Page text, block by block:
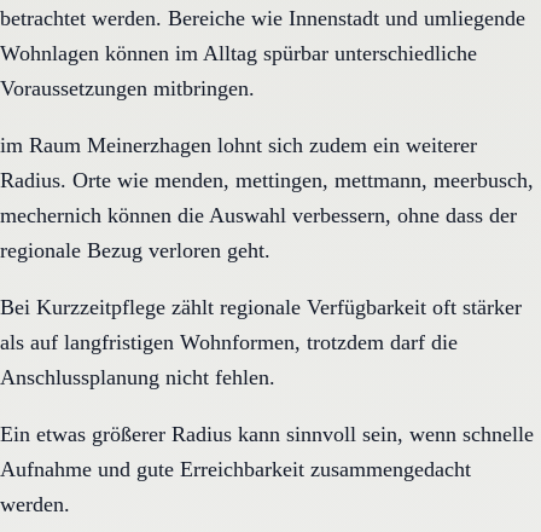
betrachtet werden. Bereiche wie Innenstadt und umliegende
Wohnlagen können im Alltag spürbar unterschiedliche
Voraussetzungen mitbringen.
im Raum Meinerzhagen lohnt sich zudem ein weiterer
Radius. Orte wie menden, mettingen, mettmann, meerbusch,
mechernich können die Auswahl verbessern, ohne dass der
regionale Bezug verloren geht.
Bei Kurzzeitpflege zählt regionale Verfügbarkeit oft stärker
als auf langfristigen Wohnformen, trotzdem darf die
Anschlussplanung nicht fehlen.
Ein etwas größerer Radius kann sinnvoll sein, wenn schnelle
Aufnahme und gute Erreichbarkeit zusammengedacht
werden.